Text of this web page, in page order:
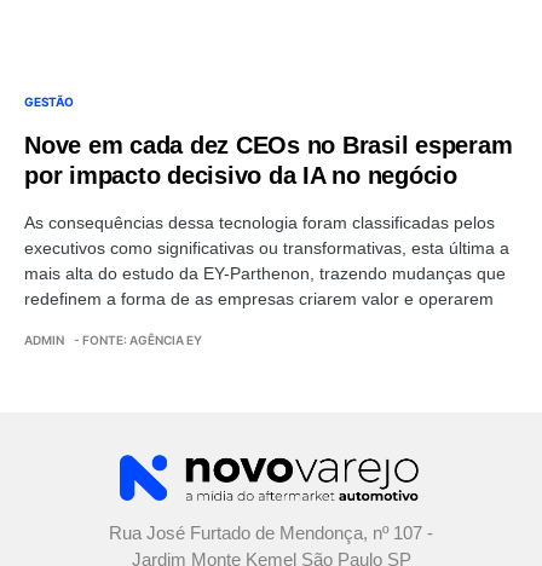
GESTÃO
Nove em cada dez CEOs no Brasil esperam
por impacto decisivo da IA no negócio
As consequências dessa tecnologia foram classificadas pelos
executivos como significativas ou transformativas, esta última a
mais alta do estudo da EY-Parthenon, trazendo mudanças que
redefinem a forma de as empresas criarem valor e operarem
ADMIN - FONTE: AGÊNCIA EY
Rua José Furtado de Mendonça, nº 107 -
Jardim Monte Kemel São Paulo SP